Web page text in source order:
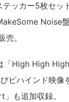
テッカー5枚セッ
Noise
。
「High High
ビハインド映像
も追加収録。